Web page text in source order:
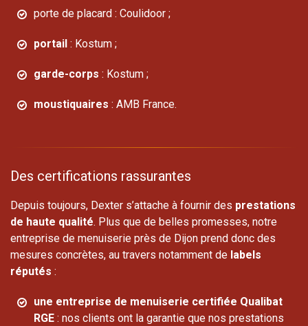
porte de placard : Coulidoor ;
portail : Kostum ;
garde-corps : Kostum ;
moustiquaires : AMB France.
Des certifications rassurantes
Depuis toujours, Dexter s’attache à fournir des prestations
de haute qualité. Plus que de belles promesses, notre
entreprise de menuiserie près de Dijon prend donc des
mesures concrètes, au travers notamment de labels
réputés :
une entreprise de menuiserie certifiée Qualibat
RGE : nos clients ont la garantie que nos prestations